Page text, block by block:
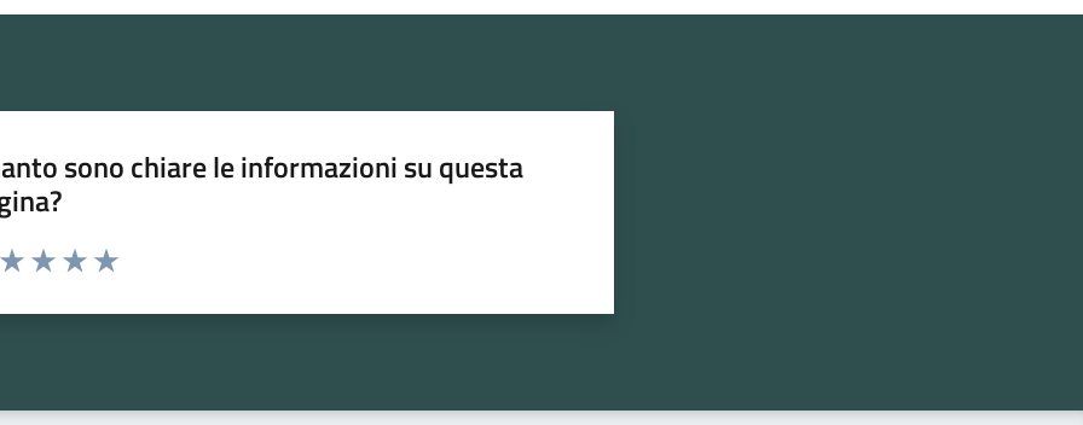
sono chiare le informazioni su questa
da 1 a 5 stelle la pagina